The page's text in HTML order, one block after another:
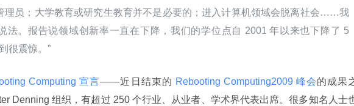
理员；大学教育或研究生教育并不是必要的；进入计算机领域会脱离社会……我
法。报告说领域创新率一直在下降，我们的学位点自 2001 年以来也下降了 5
很震惊。”
Computing 宣言——近日结束的 Rebooting Computing2009 峰会的成果
Denning 组织，有超过 250 个行业、从业者、学术界代表出席。很多知名人士